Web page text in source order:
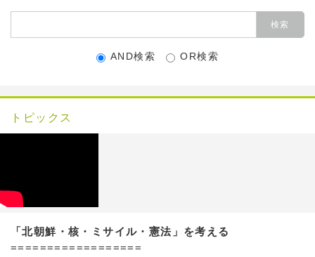
AND検索 OR検索
トピックス
「北朝鮮・核・ミサイル・憲法」を考える
==================